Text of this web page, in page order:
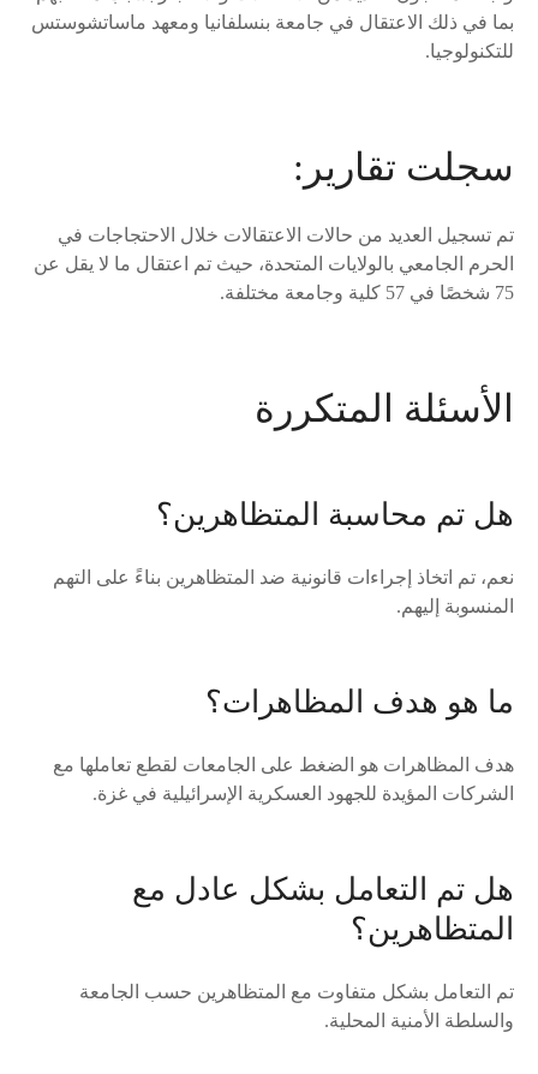
بما في ذلك الاعتقال في جامعة بنسلفانيا ومعهد ماساتشوستس
للتكنولوجيا.
سجلت تقارير:
تم تسجيل العديد من حالات الاعتقالات خلال الاحتجاجات في
الحرم الجامعي بالولايات المتحدة، حيث تم اعتقال ما لا يقل عن
75 شخصًا في 57 كلية وجامعة مختلفة.
الأسئلة المتكررة
هل تم محاسبة المتظاهرين؟
نعم، تم اتخاذ إجراءات قانونية ضد المتظاهرين بناءً على التهم
المنسوبة إليهم.
ما هو هدف المظاهرات؟
هدف المظاهرات هو الضغط على الجامعات لقطع تعاملها مع
الشركات المؤيدة للجهود العسكرية الإسرائيلية في غزة.
هل تم التعامل بشكل عادل مع
المتظاهرين؟
تم التعامل بشكل متفاوت مع المتظاهرين حسب الجامعة
والسلطة الأمنية المحلية.